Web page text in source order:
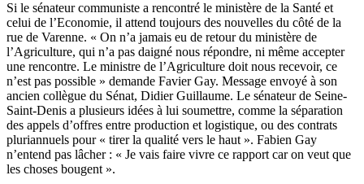
Si le sénateur communiste a rencontré le ministère de la Santé et
celui de l’Economie, il attend toujours des nouvelles du côté de la
rue de Varenne. « On n’a jamais eu de retour du ministère de
l’Agriculture, qui n’a pas daigné nous répondre, ni même accepter
une rencontre. Le ministre de l’Agriculture doit nous recevoir, ce
n’est pas possible » demande Favier Gay. Message envoyé à son
ancien collègue du Sénat, Didier Guillaume. Le sénateur de Seine-
Saint-Denis a plusieurs idées à lui soumettre, comme la séparation
des appels d’offres entre production et logistique, ou des contrats
pluriannuels pour « tirer la qualité vers le haut ». Fabien Gay
n’entend pas lâcher : « Je vais faire vivre ce rapport car on veut que
les choses bougent ».